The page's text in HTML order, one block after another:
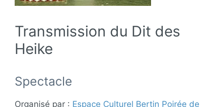
Transmission du Dit des
Heike
Spectacle
Organisé par : Espace Culturel Bertin Poirée de